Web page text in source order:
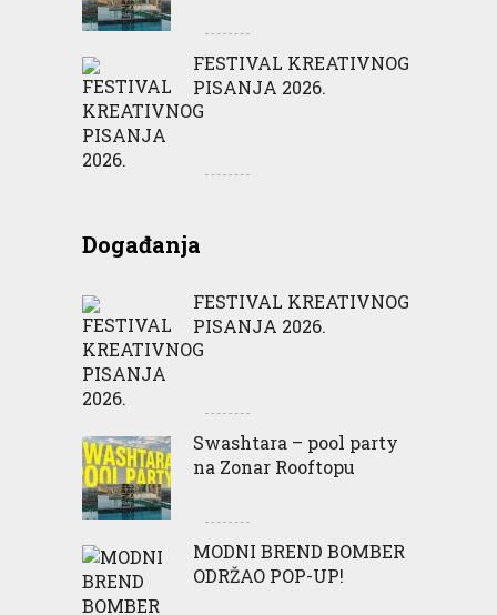
FESTIVAL KREATIVNOG
PISANJA 2026.
Događanja
FESTIVAL KREATIVNOG
PISANJA 2026.
Swashtara – pool party
na Zonar Rooftopu
MODNI BREND BOMBER
ODRŽAO POP-UP!